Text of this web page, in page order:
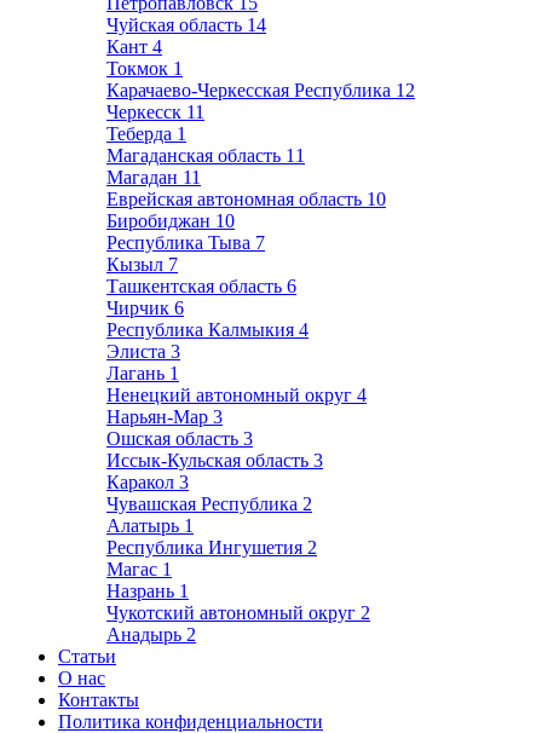
Чуйская область 14
Кант 4
Токмок 1
Карачаево-Черкесская Республика 12
Черкесск 11
Теберда 1
Магаданская область 11
Магадан 11
Еврейская автономная область 10
Биробиджан 10
Республика Тыва 7
Кызыл 7
Ташкентская область 6
Чирчик 6
Республика Калмыкия 4
Элиста 3
Лагань 1
Ненецкий автономный округ 4
Нарьян-Мар 3
Ошская область 3
Иссык-Кульская область 3
Каракол 3
Чувашская Республика 2
Алатырь 1
Республика Ингушетия 2
Магас 1
Назрань 1
Чукотский автономный округ 2
Анадырь 2
Статьи
О нас
Контакты
Политика конфиденциальности